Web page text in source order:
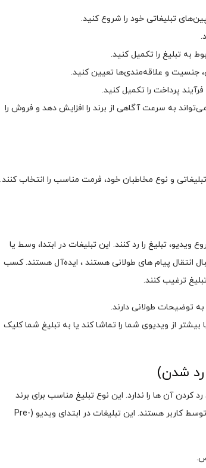
تبلیغاتی خود را شروع کنید.
به تبلیغ را تکمیل کنید.
جنسیت و علاقه‌مندی‌ها تعیین کنید.
پرداخت را تکمیل کنید.
به سرعت آگاهی از برند را افزایش دهد و فروش را
و نوع مخاطبان خود، فرمت مناسب را انتخاب کنند.
می‌دهد که پس از ۵ ثانیه از شروع ویدیو، تبلیغ را رد کنند. این تبلیغات در ابتدا، وسط یا
انتقال پیام‌ های طولانی‌ هستند ، ایده‌آل هستند. کسب
به توضیحات طولانی دارند.
تنها زمانی هزینه پرداخت می ‌کنید که کاربر۳۰ ثانیه یا بیشتر از ویدیوی شما را تماشا کند یا به تبلیغ شما کلیک
‌کشند و کاربر امکان رد کردن آن‌ ها را ندارد. این نوع تبلیغ مناسب برای برند
هایی است که پیام ‌های کوتاه و مستقیم دارند. اهل ریسک رد شدن تبلیغ توسط کاربر هستند. این تبلیغات در ابتدای ویدیو (Pre-